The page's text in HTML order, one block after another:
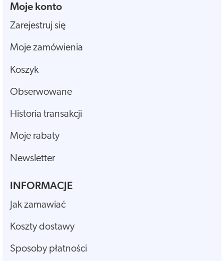
Moje konto
Zarejestruj się
Moje zamówienia
Koszyk
Obserwowane
Historia transakcji
Moje rabaty
Newsletter
INFORMACJE
Jak zamawiać
Koszty dostawy
Sposoby płatności